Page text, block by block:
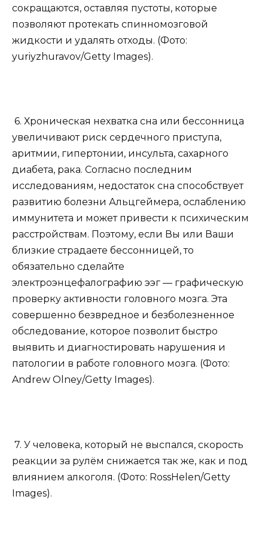
сокращаются, оставляя пустоты, которые
позволяют протекать спинномозговой
жидкости и удалять отходы. (Фото:
yuriyzhuravov/Getty Images).
6. Хроническая нехватка сна или бессонница
увеличивают риск сердечного приступа,
аритмии, гипертонии, инсульта, сахарного
диабета, рака. Согласно последним
исследованиям, недостаток сна способствует
развитию болезни Альцгеймера, ослаблению
иммунитета и может привести к психическим
расстройствам. Поэтому, если Вы или Ваши
близкие страдаете бессонницей, то
обязательно сделайте
электроэнцефалографию ээг — графическую
проверку активности головного мозга. Эта
совершенно безвредное и безболезненное
обследование, которое позволит быстро
выявить и диагностировать нарушения и
патологии в работе головного мозга. (Фото:
Andrew Olney/Getty Images).
7. У человека, который не выспался, скорость
реакции за рулём снижается так же, как и под
влиянием алкоголя. (Фото: RossHelen/Getty
Images).